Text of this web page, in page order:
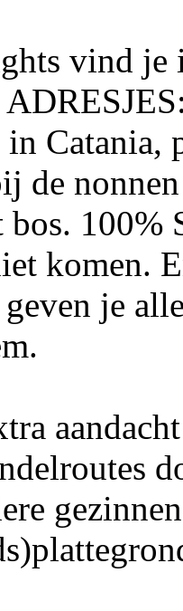
vind je
Catania,
de
100%
komen.
je